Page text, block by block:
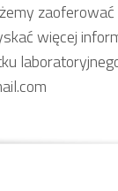
więcej